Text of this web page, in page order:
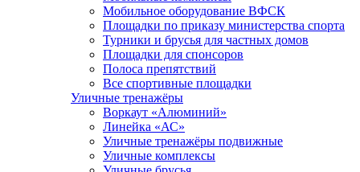
Мобильное оборудование ВФСК
Площадки по приказу министерства спорта
Турники и брусья для частных домов
Площадки для спонсоров
Полоса препятствий
Все спортивные площадки
Уличные тренажёры
Воркаут «Алюминий»
Линейка «АС»
Уличные тренажёры подвижные
Уличные комплексы